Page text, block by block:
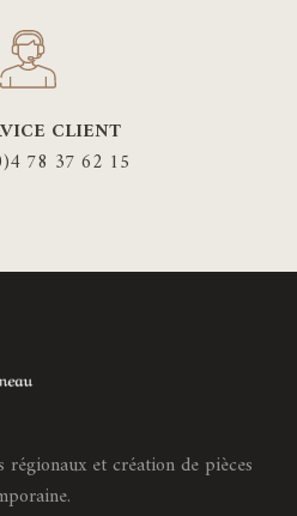
CLIENT
78 37 62 15
et création de pièces